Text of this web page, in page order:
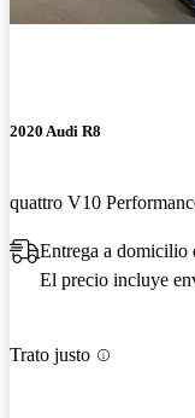
2020 Audi R8
quattro V10
Entrega a domicilio
El precio incluye
Trato justo